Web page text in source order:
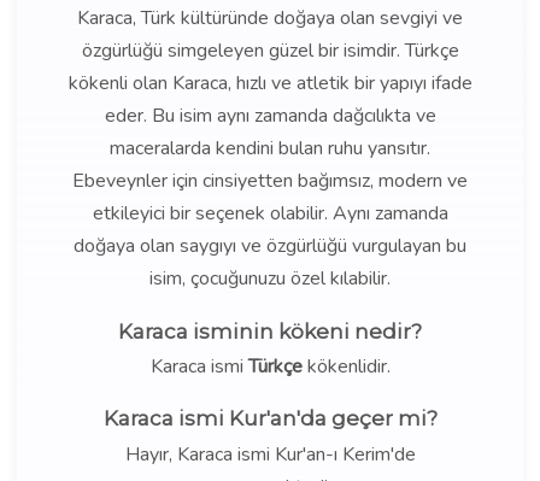
Karaca, Türk kültüründe doğaya olan sevgiyi ve
özgürlüğü simgeleyen güzel bir isimdir. Türkçe
kökenli olan Karaca, hızlı ve atletik bir yapıyı ifade
eder. Bu isim aynı zamanda dağcılıkta ve
maceralarda kendini bulan ruhu yansıtır.
Ebeveynler için cinsiyetten bağımsız, modern ve
etkileyici bir seçenek olabilir. Aynı zamanda
doğaya olan saygıyı ve özgürlüğü vurgulayan bu
isim, çocuğunuzu özel kılabilir.
Karaca isminin kökeni nedir?
Karaca ismiTürkçekökenlidir.
Karaca ismi Kur'an'da geçer mi?
Hayır, Karaca ismi Kur'an-ı Kerim'de